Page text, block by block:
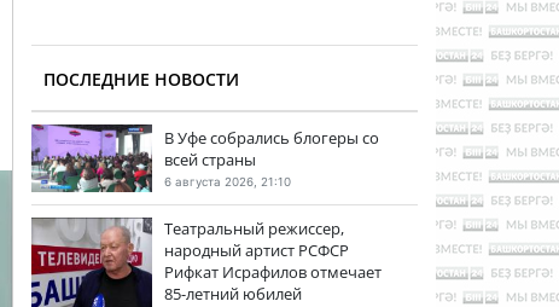
ПОСЛЕДНИЕ НОВОСТИ
В Уфе собрались блогеры со
всей страны
6 августа 2026, 21:10
Театральный режиссер,
народный артист РСФСР
Рифкат Исрафилов отмечает
85-летний юбилей